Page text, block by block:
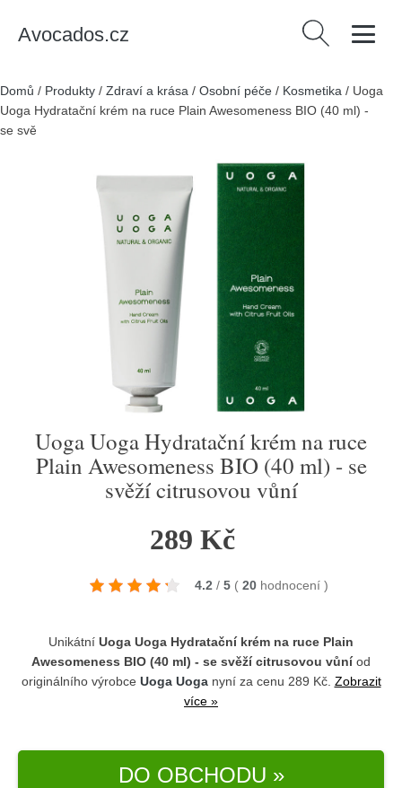
Avocados.cz Vyhledávání
Domů / Produkty / Zdraví a krása / Osobní péče / Kosmetika / Uoga
Uoga Hydratační krém na ruce Plain Awesomeness BIO (40 ml) -
se svěží citrusovou vůní
Uoga Uoga Hydratační krém na ruce
Plain Awesomeness BIO (40 ml) - se
svěží citrusovou vůní
289 Kč
4.2 / 5 ( 20 hodnocení )
Unikátní Uoga Uoga Hydratační krém na ruce Plain
Awesomeness BIO (40 ml) - se svěží citrusovou vůníod
originálního výrobce Uoga Uoganyní za cenu 289 Kč. Zobrazit
více »
DO OBCHODU »